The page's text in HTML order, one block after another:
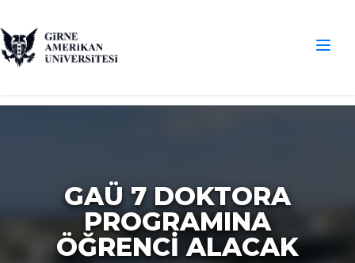
GAÜ 7 DOKTORA
PROGRAMINA
ÖĞRENCI ALACAK